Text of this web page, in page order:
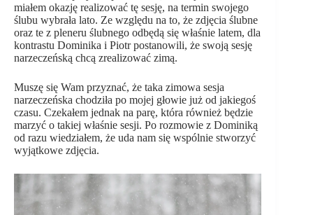
miałem okazję realizować tę sesję, na termin swojego
ślubu wybrała lato. Ze względu na to, że zdjęcia ślubne
oraz te z pleneru ślubnego odbędą się właśnie latem, dla
kontrastu Dominika i Piotr postanowili, że swoją sesję
narzeczeńską chcą zrealizować zimą.
Muszę się Wam przyznać, że taka zimowa sesja
narzeczeńska chodziła po mojej głowie już od jakiegoś
czasu. Czekałem jednak na parę, która również będzie
marzyć o takiej właśnie sesji. Po rozmowie z Dominiką
od razu wiedziałem, że uda nam się wspólnie stworzyć
wyjątkowe zdjęcia.